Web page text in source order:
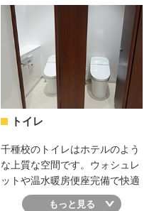
いるので周りも気になりませ
ん。
トイレ
千種校のトイレはホテルのよう
な上質な空間です。ウォシュレ
ットや温水暖房便座完備で快適
に利用できます。毎日通いたい
もっと見る